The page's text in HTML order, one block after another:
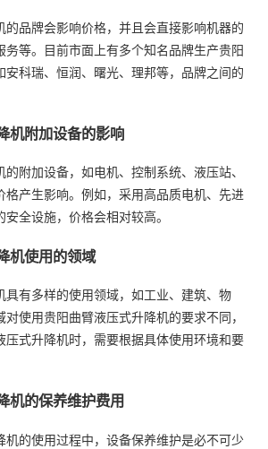
的品牌会影响价格，并且会直接影响机器的
务等。目前市面上有多个知名品牌生产贵阳
安科瑞、恒润、曙光、理邦等，品牌之间的
机附加设备的影响
附加设备，如电机、控制系统、液压站、
格产生影响。例如，采用高品质电机、先进
全设施，价格会相对较高。
机使用的领域
具有多样的使用领域，如工业、建筑、物
使用贵阳曲臂液压式升降机的要求不同，
压式升降机时，需要根据具体使用环境和要
机的保养维护费用
机的使用过程中，设备保养维护是必不可少